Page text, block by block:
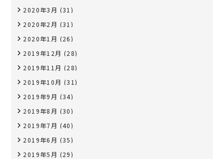
2020年3月 (31)
2020年2月 (31)
2020年1月 (26)
2019年12月 (28)
2019年11月 (28)
2019年10月 (31)
2019年9月 (34)
2019年8月 (30)
2019年7月 (40)
2019年6月 (35)
2019年5月 (29)